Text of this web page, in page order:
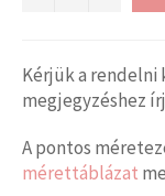
Kérjük a rendelni
megjegyzéshez
A pontos
mérettáblázat